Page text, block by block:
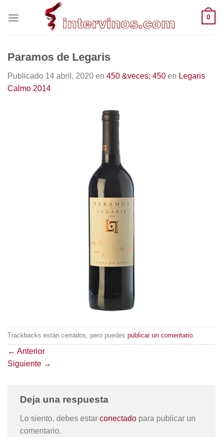
0
Paramos de Legaris
Publicado 14 abril, 2020 en 450 &veces; 450 en Legaris
Calmo 2014
Trackbacks están cerrados, pero puedes publicar un comentario
← Anterior
Siguiente →
Deja una respuesta
Lo siento, debes estar conectado para publicar un
comentario.